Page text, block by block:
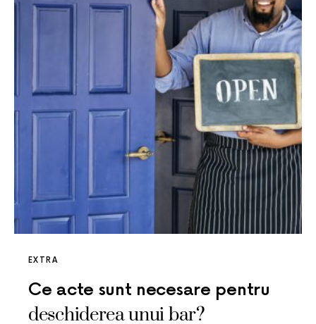
EXTRA
Ce acte sunt necesare pentru
deschiderea unui bar?